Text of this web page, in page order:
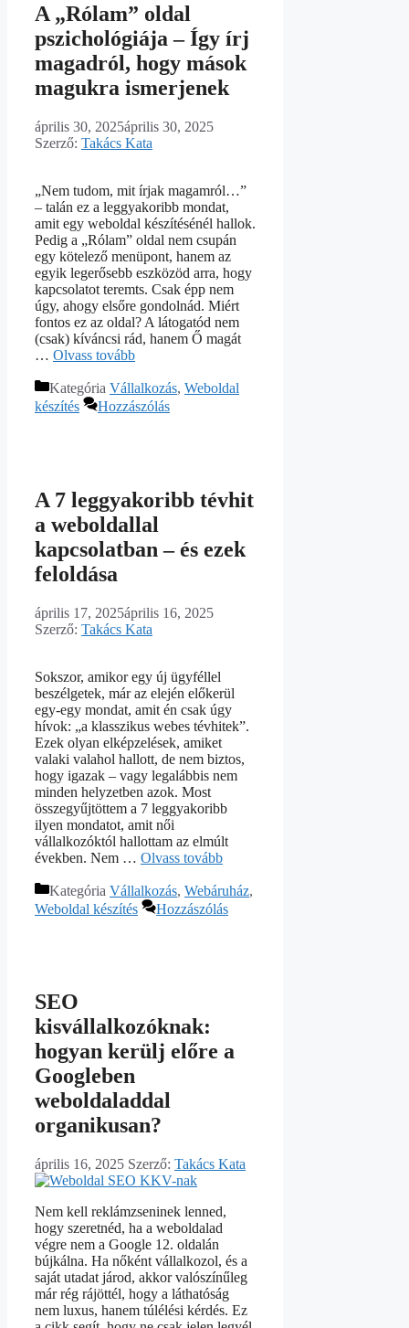
A „Rólam” oldal
pszichológiája – Így írj
magadról, hogy mások
magukra ismerjenek
április 30, 2025április 30, 2025
Szerző: Takács Kata
„Nem tudom, mit írjak magamról…”
– talán ez a leggyakoribb mondat,
amit egy weboldal készítésénél hallok.
Pedig a „Rólam” oldal nem csupán
egy kötelező menüpont, hanem az
egyik legerősebb eszközöd arra, hogy
kapcsolatot teremts. Csak épp nem
úgy, ahogy elsőre gondolnád. Miért
fontos ez az oldal? A látogatód nem
(csak) kíváncsi rád, hanem Ő magát
… Olvass tovább
Kategória Vállalkozás, Weboldal
készítés
Hozzászólás
A 7 leggyakoribb tévhit
a weboldallal
kapcsolatban – és ezek
feloldása
április 17, 2025április 16, 2025
Szerző: Takács Kata
Sokszor, amikor egy új ügyféllel
beszélgetek, már az elején előkerül
egy-egy mondat, amit én csak úgy
hívok: „a klasszikus webes tévhitek”.
Ezek olyan elképzelések, amiket
valaki valahol hallott, de nem biztos,
hogy igazak – vagy legalábbis nem
minden helyzetben azok. Most
összegyűjtöttem a 7 leggyakoribb
ilyen mondatot, amit női
vállalkozóktól hallottam az elmúlt
években. Nem … Olvass tovább
Kategória Vállalkozás, Webáruház,
Weboldal készítés
Hozzászólás
SEO
kisvállalkozóknak:
hogyan kerülj előre a
Googleben
weboldaladdal
organikusan?
április 16, 2025 Szerző: Takács Kata
Nem kell reklámzseninek lenned,
hogy szeretnéd, ha a weboldalad
végre nem a Google 12. oldalán
bújkálna. Ha nőként vállalkozol, és a
saját utadat járod, akkor valószínűleg
már rég rájöttél, hogy a láthatóság
nem luxus, hanem túlélési kérdés. Ez